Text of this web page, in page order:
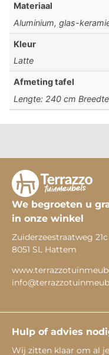
Materiaal
Aluminium, glas-
Kleur
Latte
Afmeting tafel
Lengte: 240 cm
We begroeten u
in onze winkel
Zuiderzeestraatweg 21c
8051 SL Hattem
Hulp of advies
Wij zitten klaar om al